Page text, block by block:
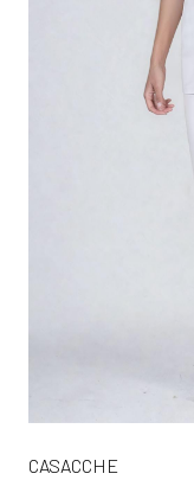
CASACCHE